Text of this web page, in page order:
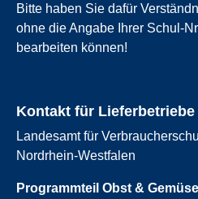
Bitte haben Sie dafür
ohne die Angabe Ihrer Schul-
bearbeiten können!
Kontakt für Lieferbetriebe
Landesamt für
Nordrhein-Westfalen
Programmteil Obst & Gemüse